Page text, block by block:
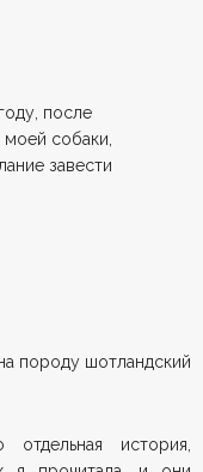
после
собаки,
завести
породу шотландский
история,